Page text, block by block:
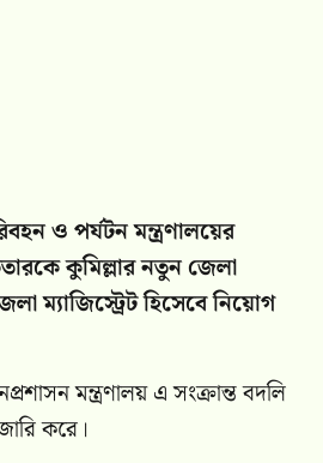
ও পর্যটন মন্ত্রণালয়ের
কুমিল্লার নতুন জেলা
ম্যাজিস্ট্রেট হিসেবে নিয়োগ
মন্ত্রণালয় এ সংক্রান্ত বদলি
করে।